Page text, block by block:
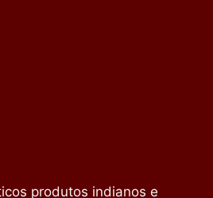
produtos indianos e